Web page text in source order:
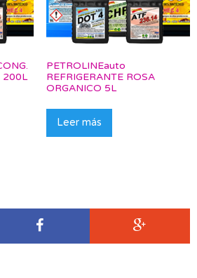
200L
PETROLINEauto
REFRIGERANTE ROSA
ORGANICO 5L
Leer más